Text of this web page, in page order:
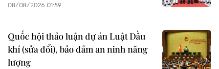
08/08/2026 01:59
Quốc hội thảo luận dự án Luật Dầu
khí (sửa đổi), bảo đảm an ninh năng
lượng